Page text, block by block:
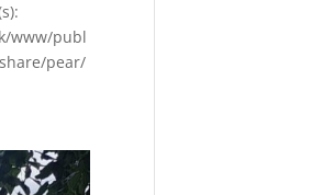
www/publ
pear/